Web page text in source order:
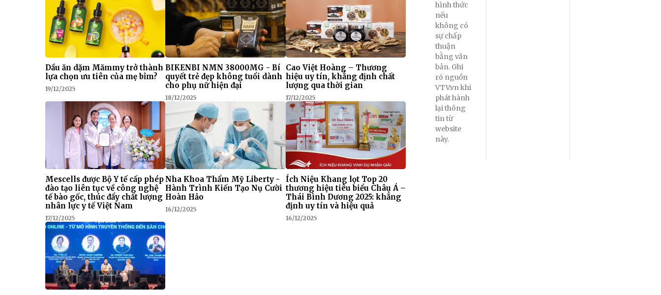
Dầu ăn dặm Mămmy trở thành
lựa chọn ưu tiên của mẹ bỉm?
19/12/2025
BIKENBI NMN 38000MG - Bí
quyết trẻ đẹp không tuổi dành
cho phụ nữ hiện đại
18/12/2025
Cao Việt Hoàng – Thương
hiệu uy tín, khẳng định chất
lượng qua thời gian
17/12/2025
Mescells được Bộ Y tế cấp phép
đào tạo liên tục về công nghệ
tế bào gốc, thúc đẩy chất lượng
nhân lực y tế Việt Nam
17/12/2025
Nha Khoa Thẩm Mỹ Liberty -
Hành Trình Kiến Tạo Nụ Cười
Hoàn Hảo
16/12/2025
Ích Niệu Khang lọt Top 20
thương hiệu tiêu biểu Châu Á –
Thái Bình Dương 2025: khẳng
định uy tín và hiệu quả
16/12/2025
hình thức
nếu
không có
sự chấp
thuận
bằng văn
bản. Ghi
rõ nguồn
VTV.vn khi
phát hành
lại thông
tin từ
website
này.